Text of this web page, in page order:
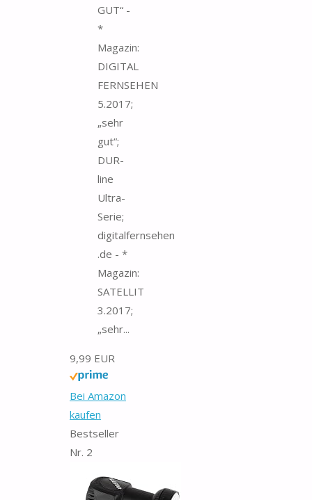
GUT“ -
*
Magazin:
DIGITAL
FERNSEHEN
5.2017;
„sehr
gut“;
DUR-
line
Ultra-
Serie;
digitalfernsehen
.de - *
Magazin:
SATELLIT
3.2017;
„sehr...
9,99 EUR
Bei Amazon
kaufen
Bestseller
Nr. 2